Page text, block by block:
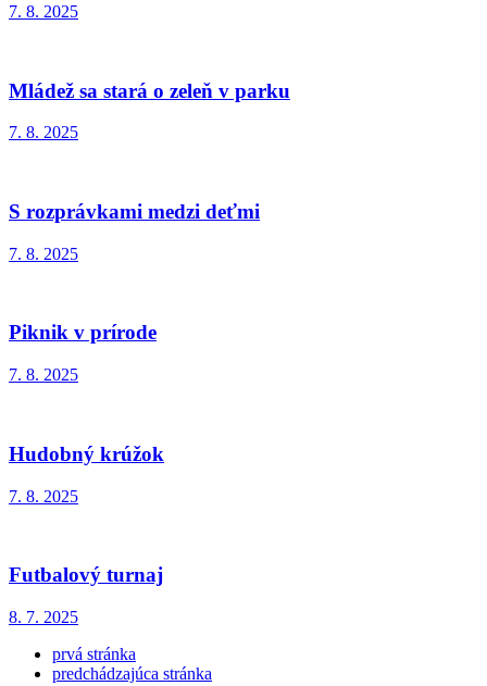
7. 8. 2025
Mládež sa stará o zeleň v parku
7. 8. 2025
S rozprávkami medzi deťmi
7. 8. 2025
Piknik v prírode
7. 8. 2025
Hudobný krúžok
7. 8. 2025
Futbalový turnaj
8. 7. 2025
prvá stránka
predchádzajúca stránka